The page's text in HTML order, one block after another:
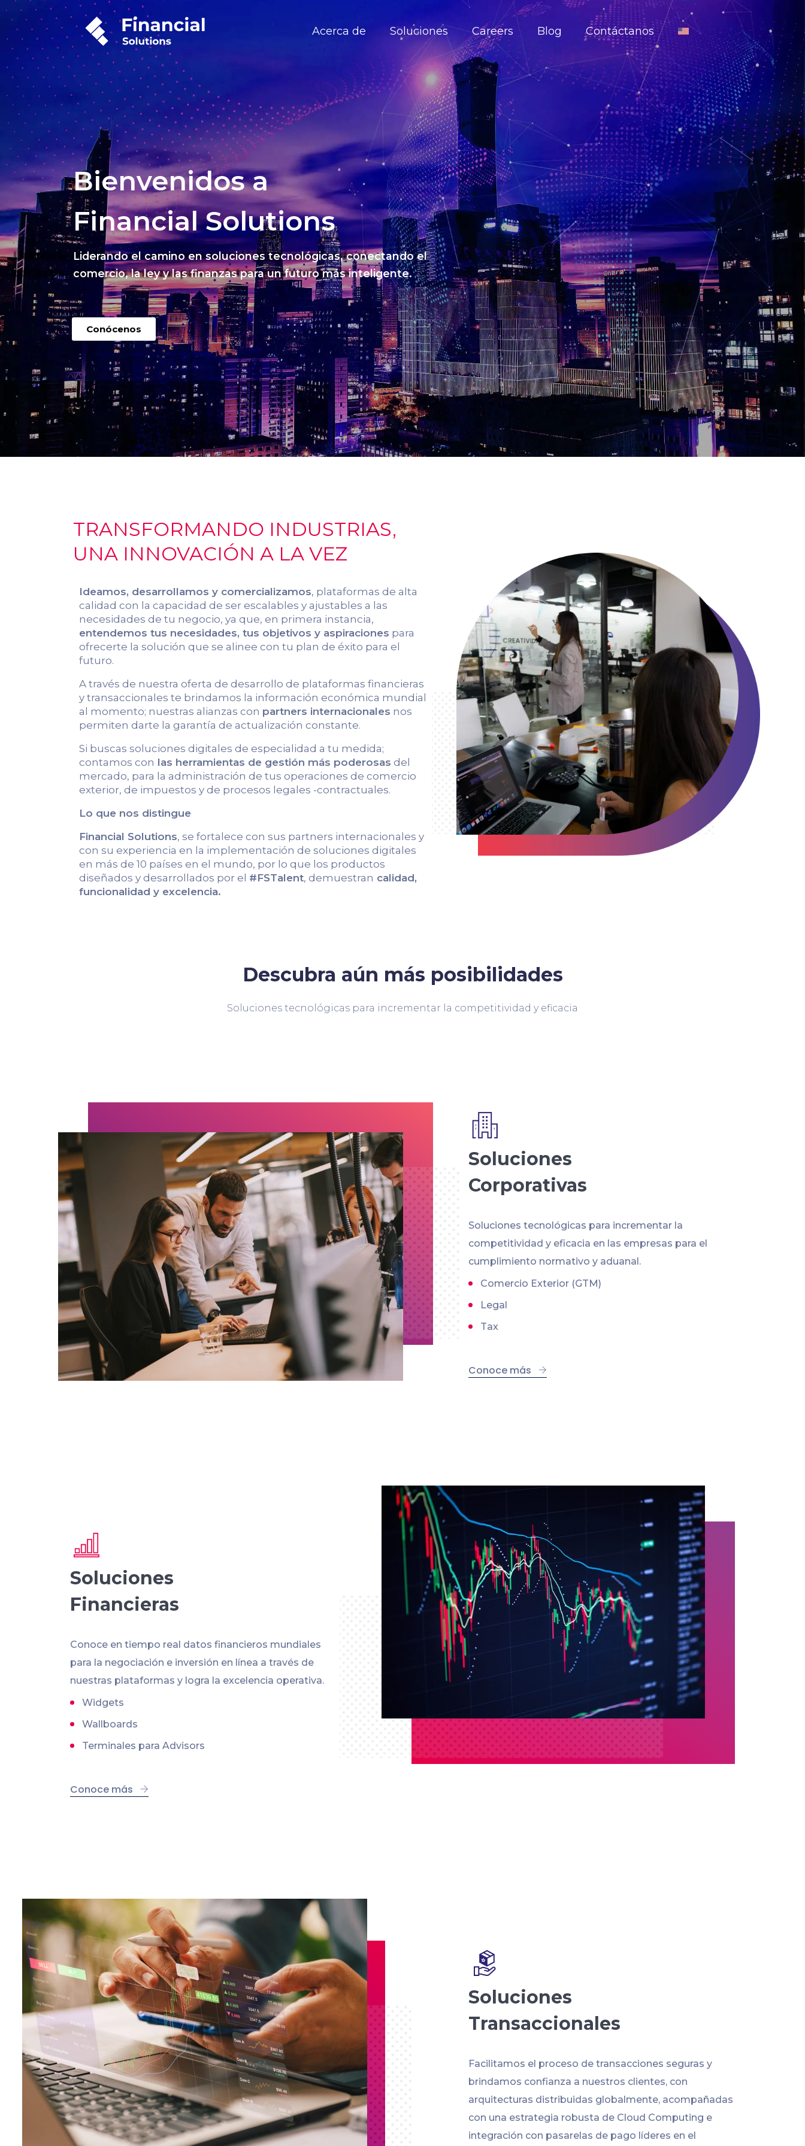
Acerca de Soluciones Careers Blog Contáctanos
Bienvenidos a
Financial Solutions
Liderando el camino en soluciones tecnológicas, conectando el
comercio, la ley y las finanzas para un futuro más inteligente.
Conócenos
TRANSFORMANDO INDUSTRIAS,
UNA INNOVACIÓN A LA VEZ
Ideamos, desarrollamos y comercializamos, plataformas de alta
calidad con la capacidad de ser escalables y ajustables a las
necesidades de tu negocio, ya que, en primera instancia,
entendemos tus necesidades, tus objetivos y aspiraciones para
ofrecerte la solución que se alinee con tu plan de éxito para el
futuro.
A través de nuestra oferta de desarrollo de plataformas financieras
y transaccionales te brindamos la información económica mundial
al momento; nuestras alianzas con partners internacionales nos
permiten darte la garantía de actualización constante.
Si buscas soluciones digitales de especialidad a tu medida;
contamos con las herramientas de gestión más poderosas del
mercado, para la administración de tus operaciones de comercio
exterior, de impuestos y de procesos legales -contractuales.
Lo que nos distingue
Financial Solutions, se fortalece con sus partners internacionales y
con su experiencia en la implementación de soluciones digitales
en más de 10 países en el mundo, por lo que los productos
diseñados y desarrollados por el #FSTalent, demuestran calidad,
funcionalidad y excelencia.
Descubra aún más posibilidades
Soluciones tecnológicas para incrementar la competitividad y eficacia
Soluciones
Corporativas
Soluciones tecnológicas para incrementar la
competitividad y eficacia en las empresas para el
cumplimiento normativo y aduanal.
Comercio Exterior (GTM)
Legal
Tax
Conoce más
Soluciones
Financieras
Conoce en tiempo real datos financieros mundiales
para la negociación e inversión en línea a través de
nuestras plataformas y logra la excelencia operativa.
Widgets
Wallboards
Terminales para Advisors
Conoce más
Soluciones
Transaccionales
Facilitamos el proceso de transacciones seguras y
brindamos confianza a nuestros clientes, con
arquitecturas distribuidas globalmente, acompañadas
con una estrategia robusta de Cloud Computing e
integración con pasarelas de pago líderes en el